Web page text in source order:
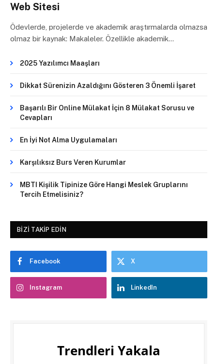
Web Sitesi
Ödevlerde, projelerde ve akademik araştırmalarda olmazsa
olmaz bir kaynak: Makaleler. Özellikle akademik…
2025 Yazılımcı Maaşları
Dikkat Sürenizin Azaldığını Gösteren 3 Önemli İşaret
Başarılı Bir Online Mülakat İçin 8 Mülakat Sorusu ve
Cevapları
En İyi Not Alma Uygulamaları
Karşılıksız Burs Veren Kurumlar
MBTI Kişilik Tipinize Göre Hangi Meslek Gruplarını
Tercih Etmelisiniz?
BIZI TAKIP EDIN
Facebook X
Instagram LinkedIn
Trendleri Yakala